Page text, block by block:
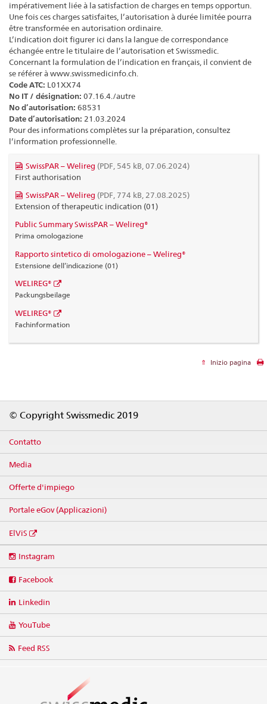
impérativement liée à la satisfaction de charges en temps opportun.
Une fois ces charges satisfaites, l’autorisation à durée limitée pourra
être transformée en autorisation ordinaire.
L’indication doit figurer ici dans la langue de correspondance
échangée entre le titulaire de l’autorisation et Swissmedic.
Concernant la formulation de l’indication en français, il convient de
se référer à www.swissmedicinfo.ch.
Code ATC: L01XX74
No IT / désignation: 07.16.4./autre
No d’autorisation: 68531
Date d’autorisation: 21.03.2024
Pour des informations complètes sur la préparation, consultez
l’information professionnelle.
SwissPAR – Welireg (PDF, 545 kB, 07.06.2024)
First authorisation
SwissPAR – Welireg (PDF, 774 kB, 27.08.2025)
Extension of therapeutic indication (01)
Public Summary SwissPAR – Welireg®
Prima omologazione
Rapporto sintetico di omologazione – Welireg®
Estensione dell’indicazione (01)
WELIREG®
Packungsbeilage
WELIREG®
Fachinformation
Inizio pagina
© Copyright Swissmedic 2019
Contatto
Media
Offerte d'impiego
Portale eGov (Applicazioni)
ElViS
media
Instagram
Facebook
Linkedin
YouTube
Feed RSS